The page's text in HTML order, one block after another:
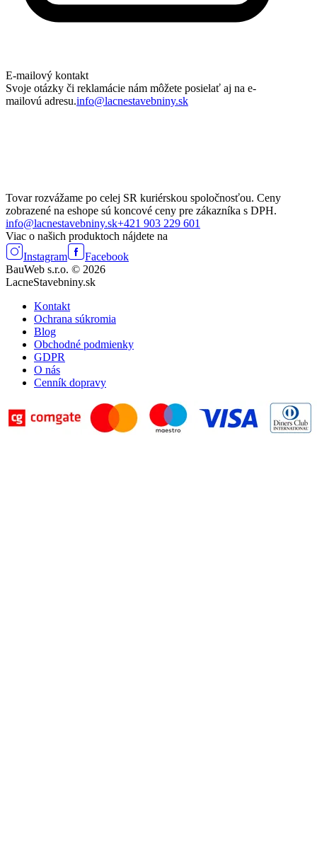
E-mailový kontakt
Svoje otázky či reklamácie nám môžete posielať aj na e-
mailovú adresu.info@lacnestavebniny.sk
Tovar rozvážame po celej SR kuriérskou spoločnosťou. Ceny
zobrazené na eshope sú koncové ceny pre zákazníka s DPH.
info@lacnestavebniny.sk+421 903 229 601
Viac o našich produktoch nájdete na
Instagram
Facebook
BauWeb s.r.o. © 2026
LacneStavebniny.sk
Kontakt
Ochrana súkromia
Blog
Obchodné podmienky
GDPR
O nás
Cenník dopravy